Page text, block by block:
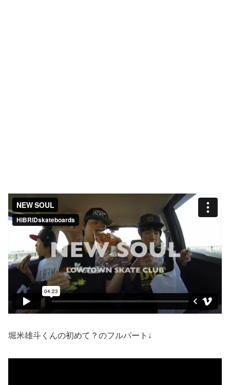
堀米雄斗くんの初めて？のフルパート↓